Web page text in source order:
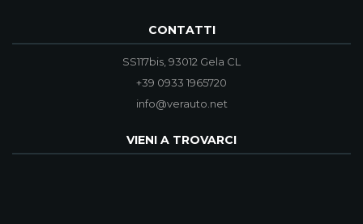
CONTATTI
SS117bis, 93012 Gela CL
+39 0933 1965720
info@verauto.net
VIENI A TROVARCI